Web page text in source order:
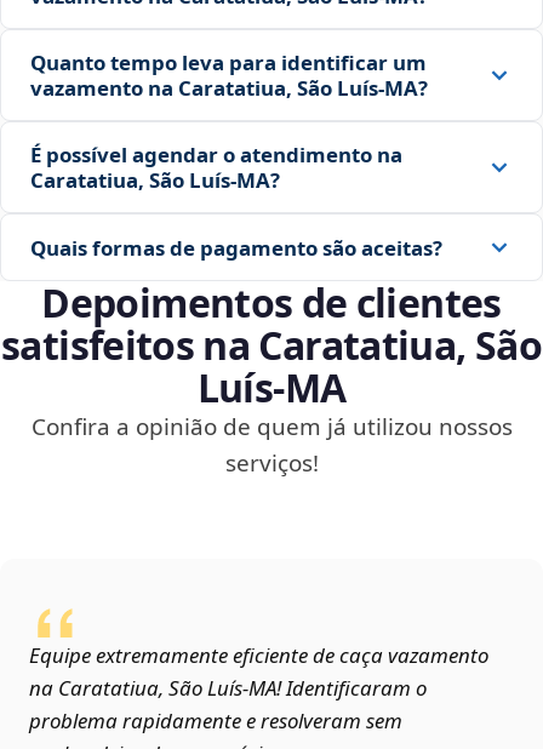
Quanto tempo leva para identificar um
vazamento na Caratatiua, São Luís‑MA?
É possível agendar o atendimento na
Caratatiua, São Luís‑MA?
Quais formas de pagamento são aceitas?
Depoimentos de clientes
satisfeitos na Caratatiua, São
Luís‑MA
Confira a opinião de quem já utilizou nossos
serviços!
Equipe extremamente eficiente de caça vazamento
na Caratatiua, São Luís‑MA! Identificaram o
problema rapidamente e resolveram sem